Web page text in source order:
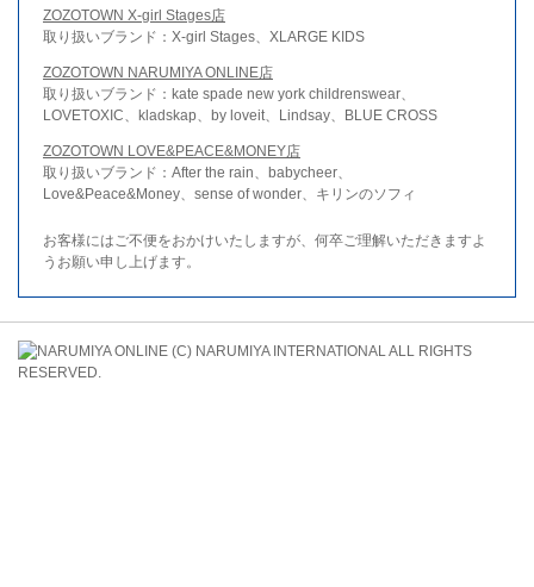
ZOZOTOWN X-girl Stages店
取り扱いブランド：X-girl Stages、XLARGE KIDS
ZOZOTOWN NARUMIYA ONLINE店
取り扱いブランド：kate spade new york childrenswear、
LOVETOXIC、kladskap、by loveit、Lindsay、BLUE CROSS
ZOZOTOWN LOVE&PEACE&MONEY店
取り扱いブランド：After the rain、babycheer、
Love&Peace&Money、sense of wonder、キリンのソフィ
お客様にはご不便をおかけいたしますが、何卒ご理解いただきますよ
うお願い申し上げます。